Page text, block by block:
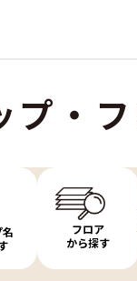
プ・
フロア
から探す